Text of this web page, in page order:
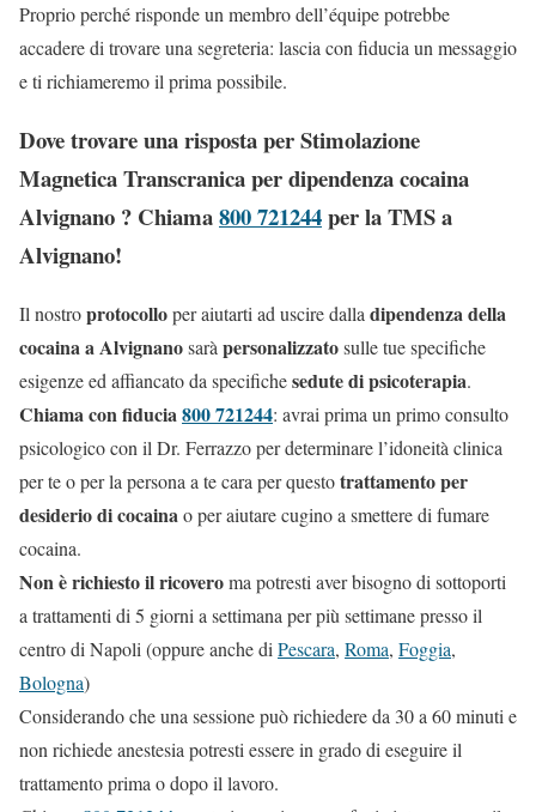
Proprio perché risponde un membro dell’équipe potrebbe
accadere di trovare una segreteria: lascia con fiducia un messaggio
e ti richiameremo il prima possibile.
Dove trovare una risposta per Stimolazione
Magnetica Transcranica per dipendenza cocaina
Alvignano ? Chiama800 721244per la TMS a
Alvignano!
Il nostroprotocolloper aiutarti ad uscire dalla dipendenza della
cocaina a Alvignanosarà personalizzatosulle tue specifiche
esigenze ed affiancato da specifichesedute di psicoterapia.
Chiama con fiducia800 721244: avrai prima un primo consulto
psicologico con il Dr. Ferrazzo per determinare l’idoneità clinica
per te o per la persona a te cara per questotrattamento per
desiderio di cocainao per aiutare cugino a smettere di fumare
cocaina.
Non è richiesto il ricoveroma potresti aver bisogno di sottoporti
a trattamenti di 5 giorni a settimana per più settimane presso il
centro di Napoli (oppure anche di Pescara, Roma, Foggia,
Bologna)
Considerando che una sessione può richiedere da 30 a 60 minuti e
non richiede anestesia potresti essere in grado di eseguire il
trattamento prima o dopo il lavoro.